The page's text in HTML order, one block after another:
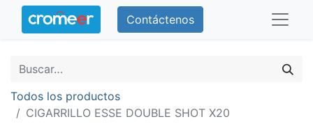
Contáctenos
Todos los productos
CIGARRILLO ESSE DOUBLE SHOT X20